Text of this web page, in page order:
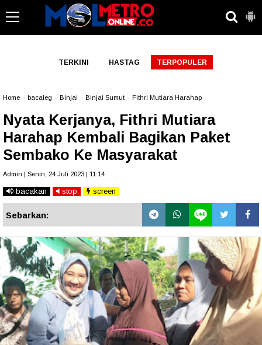
TERKINI HASTAG TERPOPULER
Home bacaleg Binjai Binjai Sumut Fithri Mutiara Harahap
Nyata Kerjanya, Fithri Mutiara
Harahap Kembali Bagikan Paket
Sembako Ke Masyarakat
Admin | Senin, 24 Juli 2023 | 11:14
bacakan stop screen
Sebarkan: